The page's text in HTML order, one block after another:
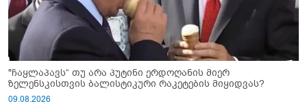
"ჩაყლაპავს“ თუ არა პუტინი ერდოღანის მიერ
ზელენსკისთვის ბალისტიკური რაკეტების მიყიდვას?
09.08.2026